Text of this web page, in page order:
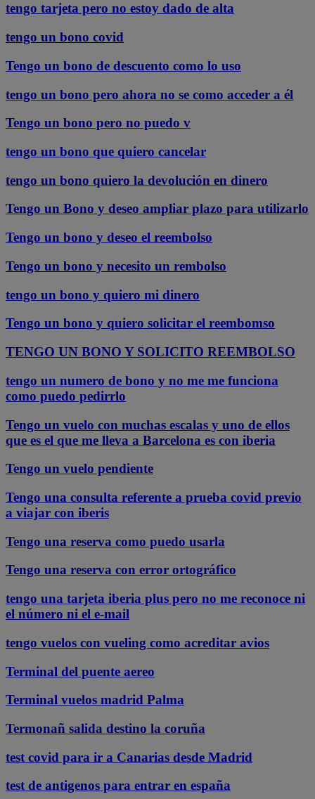
tengo tarjeta pero no estoy dado de alta
tengo un bono covid
Tengo un bono de descuento como lo uso
tengo un bono pero ahora no se como acceder a él
Tengo un bono pero no puedo v
tengo un bono que quiero cancelar
tengo un bono quiero la devolución en dinero
Tengo un Bono y deseo ampliar plazo para utilizarlo
Tengo un bono y deseo el reembolso
Tengo un bono y necesito un rembolso
tengo un bono y quiero mi dinero
Tengo un bono y quiero solicitar el reembomso
TENGO UN BONO Y SOLICITO REEMBOLSO
tengo un numero de bono y no me me funciona
como puedo pedirrlo
Tengo un vuelo con muchas escalas y uno de ellos
que es el que me lleva a Barcelona es con iberia
Tengo un vuelo pendiente
Tengo una consulta referente a prueba covid previo
a viajar con iberis
Tengo una reserva como puedo usarla
Tengo una reserva con error ortográfico
tengo una tarjeta iberia plus pero no me reconoce ni
el número ni el e-mail
tengo vuelos con vueling como acreditar avios
Terminal del puente aereo
Terminal vuelos madrid Palma
Termonañ salida destino la coruña
test covid para ir a Canarias desde Madrid
test de antigenos para entrar en españa